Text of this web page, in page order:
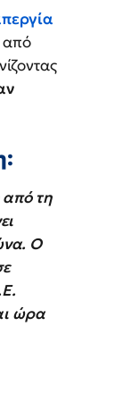
από
από τη
Ο
ώρα